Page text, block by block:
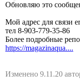
Обновляю это
Мой адрес для связи
тел 8-903-779-35-86
Более подробные
https://magazinaqua....
Изменено 9.11.20